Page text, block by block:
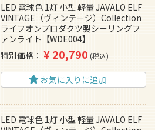
LED 電球色 1灯 小型 軽量 JAVALO ELF
VINTAGE（ヴィンテージ）Collection
ライフオンプロダクツ製シーリングフ
ァンライト【WDE004】
特別価格
¥20,790 税込
お気に入りに追加
LED 電球色 1灯 小型 軽量 JAVALO ELF